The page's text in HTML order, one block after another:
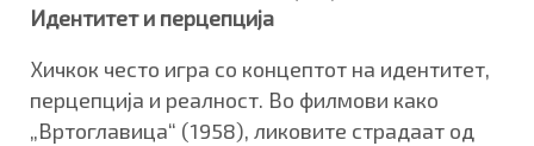
Идентитет и перцепција
Хичкок често игра со концептот на идентитет,
перцепција и реалност. Во филмови како
„Вртоглавица“ (1958), ликовите страдаат од